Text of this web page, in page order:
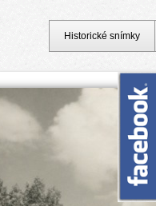
Historické snímky